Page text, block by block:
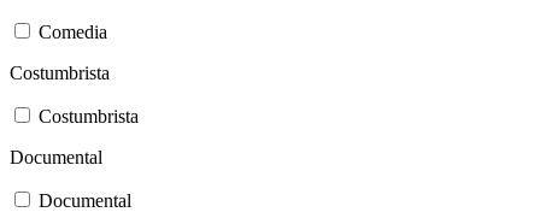
Comedia
Costumbrista
Costumbrista
Documental
Documental